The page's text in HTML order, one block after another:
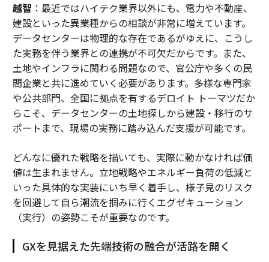
越智 ：最近ではハイテク業界以外にも、電力や不動産、
建設といった異業種からの相談が非常に増えています。
データセンターは物理的な存在であるがゆえに、こうし
た実務を伴う業界との連携が不可欠だからです。また、
土地やインフラに関わる問題なので、官公庁や多くの民
間企業と共に進めていく必要があります。多様な専門家
や公共部門、全国に拠点を有するデロイト トーマツだか
らこそ、データセンターの土地探しから建設・移行のサ
ポートまで、現場の実務に踏み込んだ支援が可能です。
どんなに優れた戦略を描いても、実際に動かなければ価
値は生まれません。立地戦略やエネルギー負荷の低減と
いった具体的な実装にいち早く着手し、様子見のリスク
を回避して自ら潮流を掴みに行くエグゼキューション
（実行）の姿勢こそが重要なのです。
GXを見据えた先端技術の融合が活路を開く